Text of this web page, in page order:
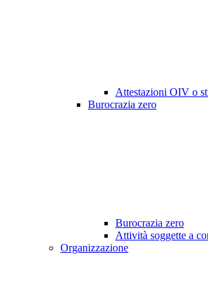
Attestazioni OIV o
Burocrazia zero
Burocrazia zero
Attività soggette a
Organizzazione